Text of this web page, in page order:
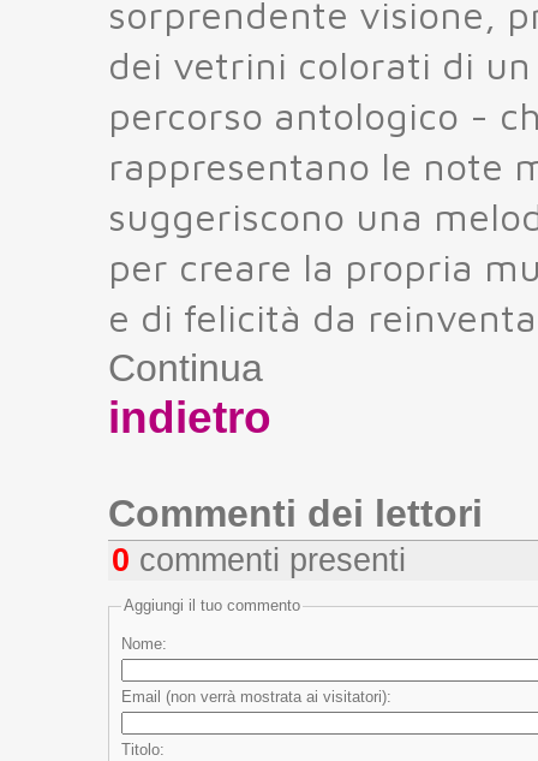
sorprendente visione,
dei vetrini colorati di
percorso antologico -
rappresentano le note
suggeriscono una
per creare la propria
e di felicità da
Continua
indietro
Commenti dei lettori
0 commenti presenti
Aggiungi il tuo commento
Nome:
Email (non verrà mostrata ai visitatori):
Titolo: